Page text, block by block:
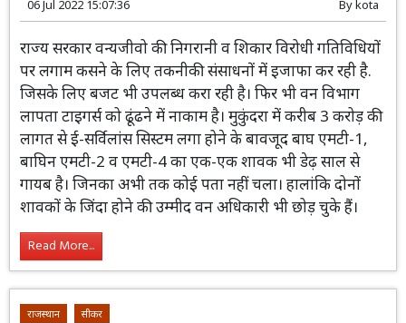
06 Jul 2022 15:07:36 Bykota
राज्य सरकार वन्यजीवो की निगरानी व शिकार विरोधी गतिविधियों
पर लगाम कसने के लिए तकनीकी संसाधनों में इजाफा कर रही है.
जिसके लिए बजट भी उपलब्ध करा रही है। फिर भी वन विभाग
लापता टाइगर्स को ढूंढने में नाकाम है। मुकुंदरा में करीब 3 करोड़ की
लागत से ई-सर्विलांस सिस्टम लगा होने के बावजूद बाघ एमटी-1,
बाघिन एमटी-2 व एमटी-4 का एक-एक शावक भी डेढ़ साल से
गायब है। जिनका अभी तक कोई पता नहीं चला। हालांकि दोनों
शावकों के जिंदा होने की उम्मीद वन अधिकारी भी छोड़ चुके हैं।
Read More...
राजस्थान सीकर